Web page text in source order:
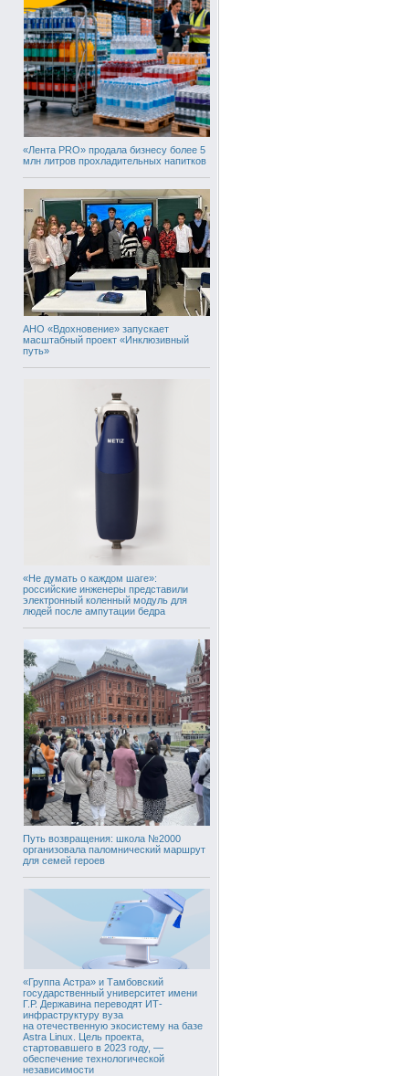
«Лента PRO» продала бизнесу более 5
млн литров прохладительных напитков
АНО «Вдохновение» запускает
масштабный проект «Инклюзивный
путь»
«Не думать о каждом шаге»:
российские инженеры представили
электронный коленный модуль для
людей после ампутации бедра
Путь возвращения: школа №2000
организовала паломнический маршрут
для семей героев
«Группа Астра» и Тамбовский
государственный университет имени
Г.Р. Державина переводят ИТ-
инфраструктуру вуза
на отечественную экосистему на базе
Astra Linux. Цель проекта,
стартовавшего в 2023 году, —
обеспечение технологической
независимости